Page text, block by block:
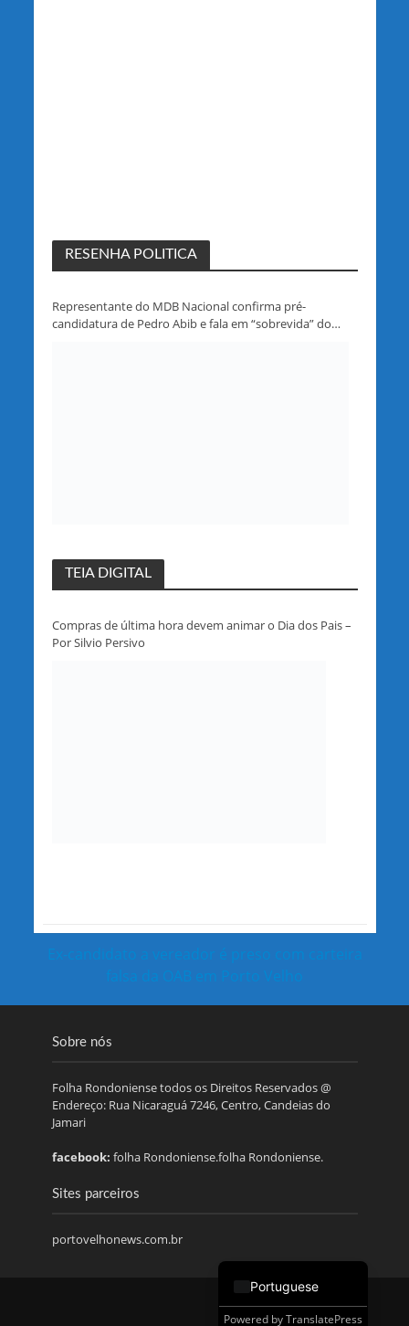
RESENHA POLITICA
Representante do MDB Nacional confirma pré-
candidatura de Pedro Abib e fala em “sobrevida” do
TEIA DIGITAL
Compras de última hora devem animar o Dia dos Pais –
Por Silvio Persivo
Ex-candidato a vereador é preso com carteira
falsa da OAB em Porto Velho
Sobre nós
Folha Rondoniense todos os Direitos Reservados @
Endereço: Rua Nicaraguá 7246, Centro, Candeias do
Jamari
facebook: folha Rondoniense.folha Rondoniense.
Sites parceiros
portovelhonews.com.br
Powered byTranslatePress
Portuguese